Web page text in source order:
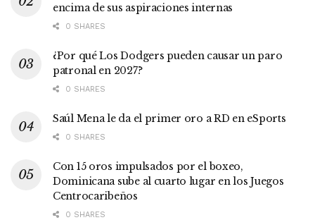
encima de sus aspiraciones internas
0 SHARES
¿Por qué Los Dodgers pueden causar un paro
patronal en 2027?
0 SHARES
Saúl Mena le da el primer oro a RD en eSports
0 SHARES
Con 15 oros impulsados por el boxeo,
Dominicana sube al cuarto lugar en los Juegos
Centrocaribeños
0 SHARES